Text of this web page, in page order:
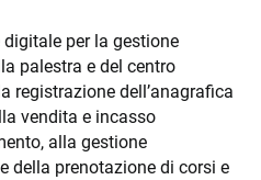
per la gestione
palestra e del centro
registrazione dell’anagrafica
vendita e incasso
alla gestione
della prenotazione di corsi e